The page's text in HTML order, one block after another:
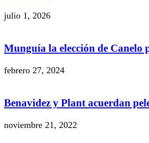
julio 1, 2026
Munguía la elección de Canelo
febrero 27, 2024
Benavidez y Plant acuerdan
noviembre 21, 2022